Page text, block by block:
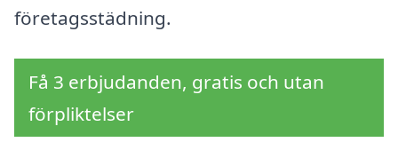
företagsstädning.
Få 3 erbjudanden, gratis och utan
förpliktelser